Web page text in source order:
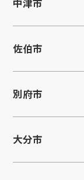
中津市
佐伯市
別府市
大分市